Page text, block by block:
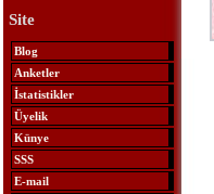
Site
Blog
Anketler
İstatistikler
Üyelik
Künye
SSS
E-mail